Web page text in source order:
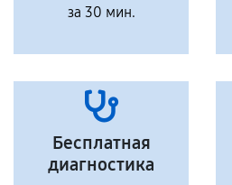
за 30 мин.
Бесплатная
диагностика